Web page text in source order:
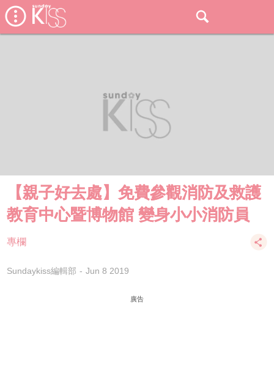
【親子好去處】免費參觀消防及救護
教育中心暨博物館 變身小小消防員
專欄
Sundaykiss編輯部 Jun 8 2019
廣告